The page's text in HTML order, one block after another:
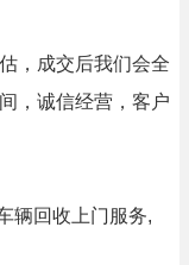
，成交后我们会全
，诚信经营，客户
辆回收上门服务,